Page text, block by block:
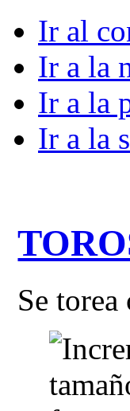
Ir al
Ir a la
Ir a la
Ir a la
Se